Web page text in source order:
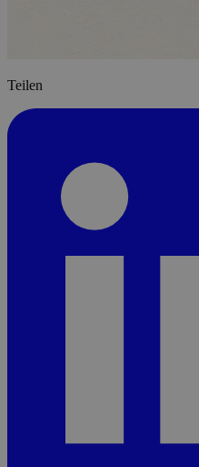
Teilen